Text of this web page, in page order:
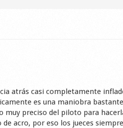
atrás casi completamente
es una maniobra
muy preciso del piloto para
acro, por eso los jueces